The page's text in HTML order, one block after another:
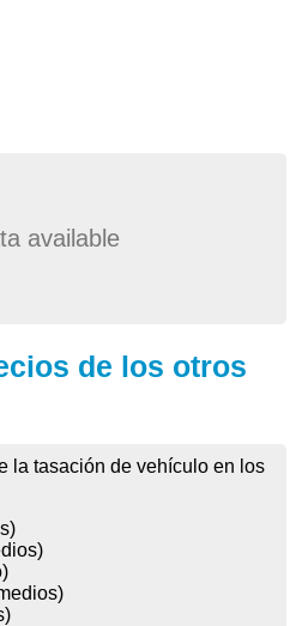
available
de los otros
la tasación de vehículo en los